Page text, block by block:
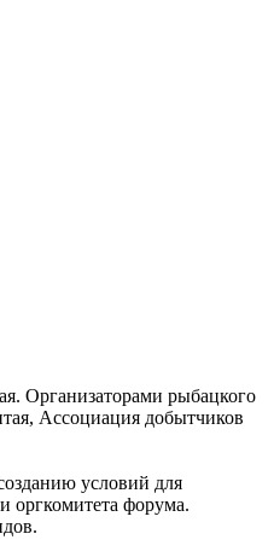
Организаторами рыбацкого
Ассоциация добытчиков
условий для
оргкомитета форума.